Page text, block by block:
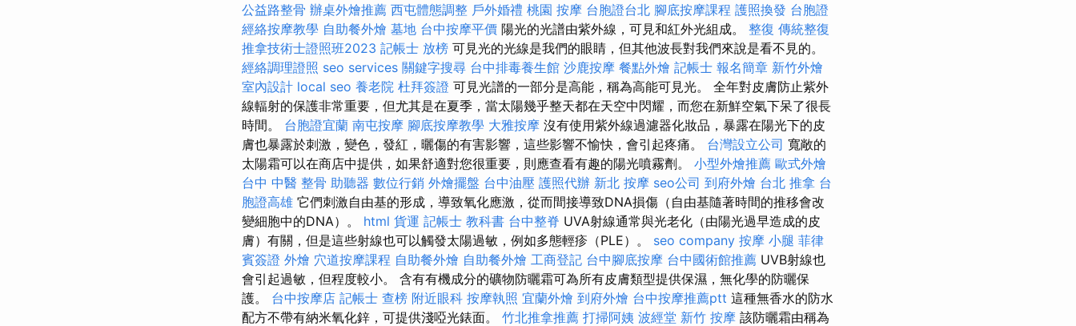
公益路整骨 辦桌外燴推薦 西屯體態調整 戶外婚禮 桃園 按摩 台胞證台北 腳底按摩課程 護照換發 台胞證
經絡按摩教學 自助餐外燴 墓地 台中按摩平價 陽光的光譜由紫外線，可見和紅外光組成。 整復 傳統整復
推拿技術士證照班2023 記帳士 放榜 可見光的光線是我們的眼睛，但其他波長對我們來說是看不見的。
經絡調理證照 seo services 關鍵字搜尋 台中排毒養生館 沙鹿按摩 餐點外燴 記帳士 報名簡章 新竹外燴
室內設計 local seo 養老院 杜拜簽證 可見光譜的一部分是高能，稱為高能可見光。 全年對皮膚防止紫外
線輻射的保護非常重要，但尤其是在夏季，當太陽幾乎整天都在天空中閃耀，而您在新鮮空氣下呆了很長
時間。 台胞證宜蘭 南屯按摩 腳底按摩教學 大雅按摩 沒有使用紫外線過濾器化妝品，暴露在陽光下的皮
膚也暴露於刺激，變色，發紅，曬傷的有害影響，這些影響不愉快，會引起疼痛。 台灣設立公司 寬敞的
太陽霜可以在商店中提供，如果舒適對您很重要，則應查看有趣的陽光噴霧劑。 小型外燴推薦 歐式外燴
台中 中醫 整骨 助聽器 數位行銷 外燴擺盤 台中油壓 護照代辦 新北 按摩 seo公司 到府外燴 台北 推拿 台
胞證高雄 它們刺激自由基的形成，導致氧化應激，從而間接導致DNA損傷（自由基隨著時間的推移會改
變細胞中的DNA）。 html 貨運 記帳士 教科書 台中整脊 UVA射線通常與光老化（由陽光過早造成的皮
膚）有關，但是這些射線也可以觸發太陽過敏，例如多態輕疹（PLE）。 seo company 按摩 小腿 菲律
賓簽證 外燴 穴道按摩課程 自助餐外燴 自助餐外燴 工商登記 台中腳底按摩 台中國術館推薦 UVB射線也
會引起過敏，但程度較小。 含有有機成分的礦物防曬霜可為所有皮膚類型提供保濕，無化學的防曬保
護。 台中按摩店 記帳士 查榜 附近眼科 按摩執照 宜蘭外燴 到府外燴 台中按摩推薦ptt 這種無香水的防水
配方不帶有納米氧化鋅，可提供淺啞光錶面。 竹北推拿推薦 打掃阿姨 波經堂 新竹 按摩 該防曬霜由稱為